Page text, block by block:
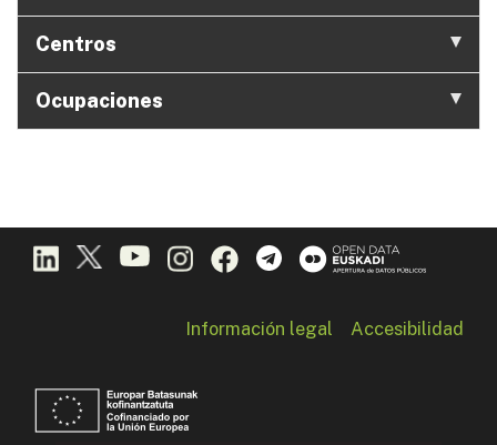
Centros
Ocupaciones
Información legal Accesibilidad